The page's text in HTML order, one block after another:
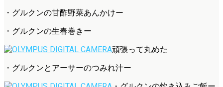
・グルクンの甘酢野菜あんかけー
・グルクンの生春巻きー
頑張って丸めた
・グルクンとアーサーのつみれ汁ー